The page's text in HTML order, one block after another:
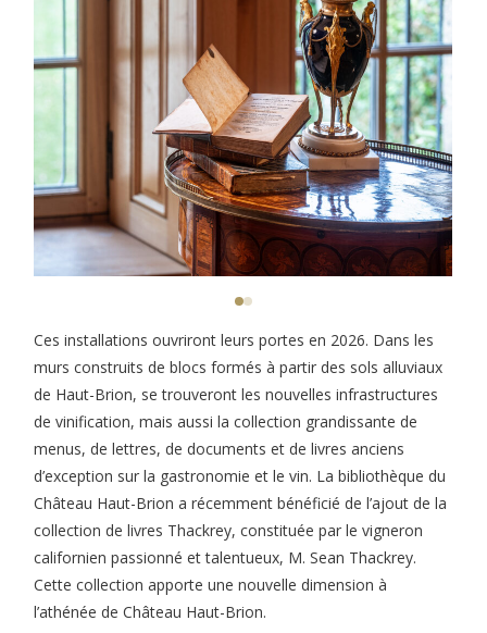
Ces installations ouvriront leurs portes en 2026. Dans les
murs construits de blocs formés à partir des sols alluviaux
de Haut-Brion, se trouveront les nouvelles infrastructures
de vinification, mais aussi la collection grandissante de
menus, de lettres, de documents et de livres anciens
d’exception sur la gastronomie et le vin. La bibliothèque du
Château Haut-Brion a récemment bénéficié de l’ajout de la
collection de livres Thackrey, constituée par le vigneron
californien passionné et talentueux, M. Sean Thackrey.
Cette collection apporte une nouvelle dimension à
l’athénée de Château Haut-Brion.